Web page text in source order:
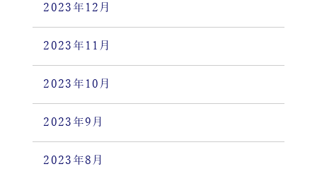
2023年12月
2023年11月
2023年10月
2023年9月
2023年8月